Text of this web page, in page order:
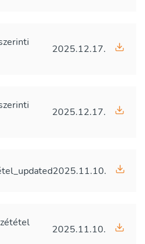
2025.12.17.
2025.12.17.
2025.11.10.
2025.11.10.